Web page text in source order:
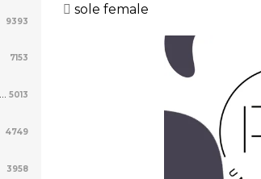
9393
7153
5013
4749
3958
sole female